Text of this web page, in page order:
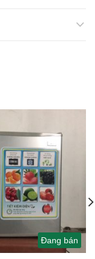
Đang bán